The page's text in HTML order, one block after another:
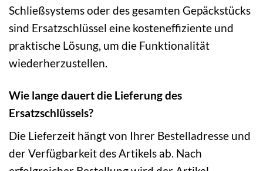
Schließsystems oder des gesamten Gepäckstücks
sind Ersatzschlüssel eine kosteneffiziente und
praktische Lösung, um die Funktionalität
wiederherzustellen.
Wie lange dauert die Lieferung des
Ersatzschlüssels?
Die Lieferzeit hängt von Ihrer Bestelladresse und
der Verfügbarkeit des Artikels ab. Nach